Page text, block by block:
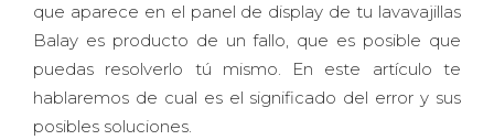
que aparece en el panel de display de tu lavavajillas
Balay es producto de un fallo, que es posible que
puedas resolverlo tú mismo. En este artículo te
hablaremos de cual es el significado del error y sus
posibles soluciones.